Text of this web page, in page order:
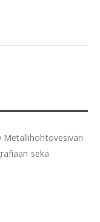
Metallihohtovesiväri
sekä